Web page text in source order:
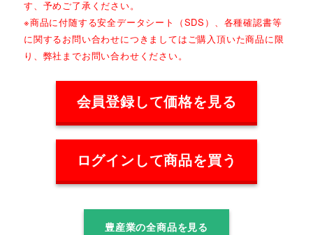
す、予めご了承ください。
※商品に付随する安全データシート（SDS）、各種確認書等
に関するお問い合わせにつきましてはご購入頂いた商品に限
り、弊社までお問い合わせください。
会員登録して価格を見る
ログインして商品を買う
豊産業の全商品を見る